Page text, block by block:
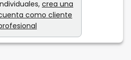
crea una
como cliente